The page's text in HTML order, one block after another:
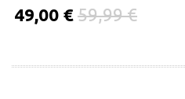
59,99 €
49,00 €